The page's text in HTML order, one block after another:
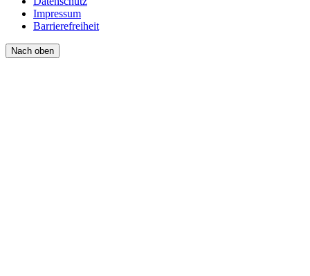
Impressum
Barrierefreiheit
Nach oben